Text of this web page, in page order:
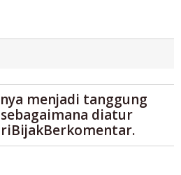
menjadi tanggung
diatur